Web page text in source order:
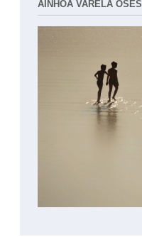
AINHOA VARELA OSÉS